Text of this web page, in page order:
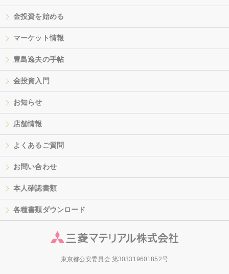
金投資を始める
マーケット情報
豊島逸夫の手帖
金投資入門
お知らせ
店舗情報
よくあるご質問
お問い合わせ
本人確認書類
各種書類ダウンロード
東京都公安委員会 第303319601852号